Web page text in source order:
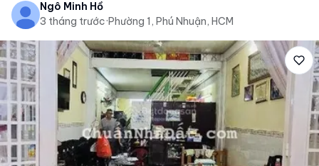
Ngô Minh Hồ
3 tháng trước·Phường 1, Phú Nhuận, HCM